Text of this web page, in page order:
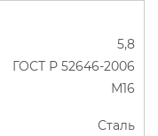
5,8
ГОСТ Р 52646-2006
М16
Сталь